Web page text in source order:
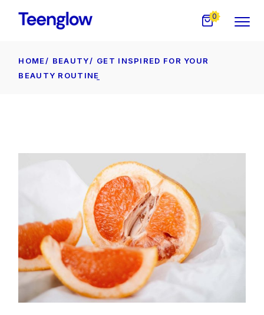
0
HOME BEAUTY
GET INSPIRED FOR YOUR
BEAUTY ROUTINE